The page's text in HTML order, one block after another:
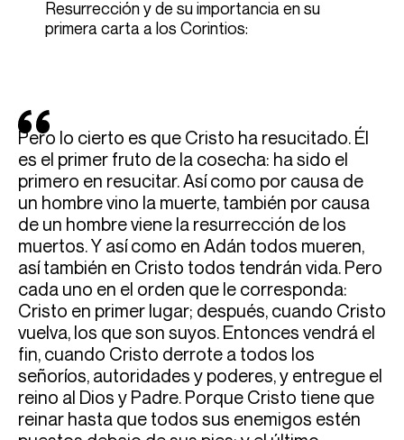
Resurrección y de su importancia en su
primera carta a los Corintios:
Pero lo cierto es que Cristo ha resucitado. Él
es el primer fruto de la cosecha: ha sido el
primero en resucitar. Así como por causa de
un hombre vino la muerte, también por causa
de un hombre viene la resurrección de los
muertos. Y así como en Adán todos mueren,
así también en Cristo todos tendrán vida. Pero
cada uno en el orden que le corresponda:
Cristo en primer lugar; después, cuando Cristo
vuelva, los que son suyos. Entonces vendrá el
fin, cuando Cristo derrote a todos los
señoríos, autoridades y poderes, y entregue el
reino al Dios y Padre. Porque Cristo tiene que
reinar hasta que todos sus enemigos estén